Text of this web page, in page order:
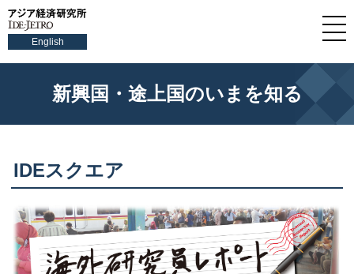
English
新興国・途上国のいまを知る
IDEスクエア